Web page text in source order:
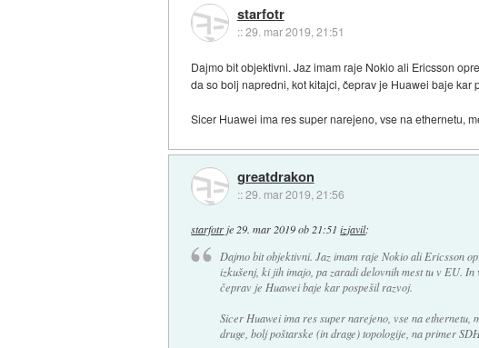
starfotr
::29. mar 2019, 21:51
Dajmo bit objektivni. Jaz imam raje Nokio ali Ericsson
da so bolj napredni, kot kitajci, čeprav je Huawei baje kar
Sicer Huawei ima res super narejeno, vse na ethernetu,
greatdrakon
::29. mar 2019, 21:56
starfotr je 29. mar 2019 ob 21:51 izjavil:
Dajmo bit objektivni. Jaz imam raje Nokio ali Ericsson
izkušenj, ki jih imajo, pa zaradi delovnih mest tu v EU.
čeprav je Huawei baje kar pospešil razvoj.
Sicer Huawei ima res super narejeno, vse na ethernetu,
druge, bolj poštarske (in drage) topologije, na primer